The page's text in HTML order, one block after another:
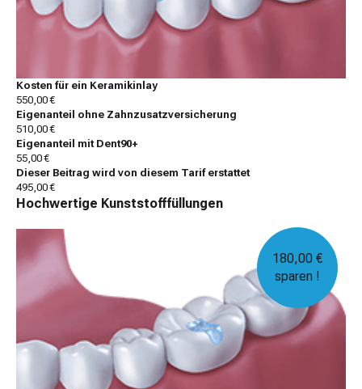
Kosten für ein Keramikinlay
550,00 €
Eigenanteil ohne Zahnzusatzversicherung
510,00 €
Eigenanteil mit Dent90+
55,00 €
Dieser Beitrag wird von diesem Tarif erstattet
495,00 €
Hochwertige Kunststofffüllungen
180,00 €
sparen !